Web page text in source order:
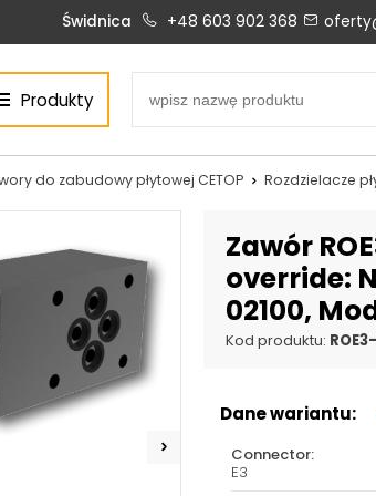
Świdnica
Biuro
+48 603
Serwis:
+48 536 202 250
+48 609 877 288
serwis@chss.pl
+48 669
Świdnica +48 603 902 368
Produkty
do zabudowy płytowej CETOP Rozdzielacze
Zawór
override:
02100,
Kod produktu:
Dane wariantu:
Connector:
E3